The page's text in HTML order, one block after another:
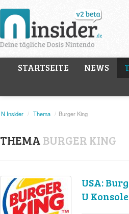
STARTSEITE NEWS
N Insider / Thema / Burger King
THEMABURGER KING
USA:
U